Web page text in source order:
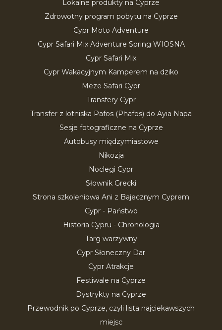
Lokalne produkty na Cyprze
Zdrowotny program pobytu na Cyprze
Cypr Moto Adventure
Cypr Safari Mix Adventure Spring WIOSNA
Cypr Safari Mix
Cypr Wakacyjnym Kamperem na dziko
Meze Safari Cypr
Transfery Cypr
Transfer z lotniska Pafos (Phafos) do Ayia Napa
Sesje fotograficzne na Cyprze
Autobusy międzymiastowe
Nikozja
Noclegi Cypr
Słownik Grecki
Strona szkoleniowa Ani z Bajecznym Cyprem
Cypr - Państwo
Historia Cypru - Chronologia
Targ warzywny
Cypr Słoneczny Dar
Cypr Atrakcje
Festiwale na Cyprze
Dystrykty na Cyprze
Przewodnik po Cyprze, czyli lista najciekawszych
miejsc